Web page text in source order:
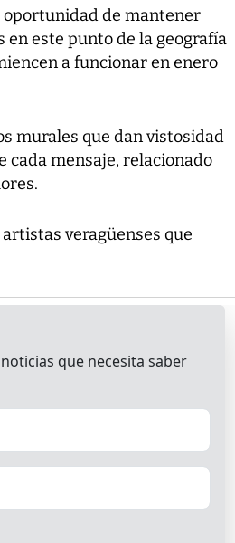
de mantener
este punto de la geografía
a funcionar en enero
murales que dan vistosidad
cada mensaje, relacionado
veragüenses que